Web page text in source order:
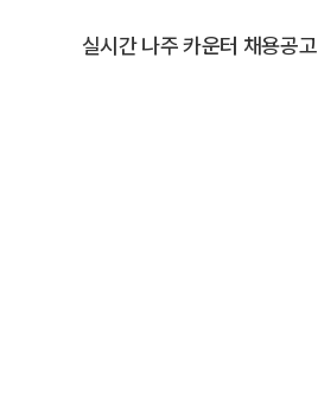
실시간 나주 카운터 채용공고